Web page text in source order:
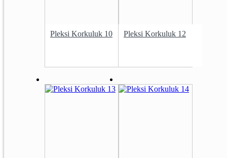
Pleksi Korkuluk 10 Pleksi Korkuluk 12